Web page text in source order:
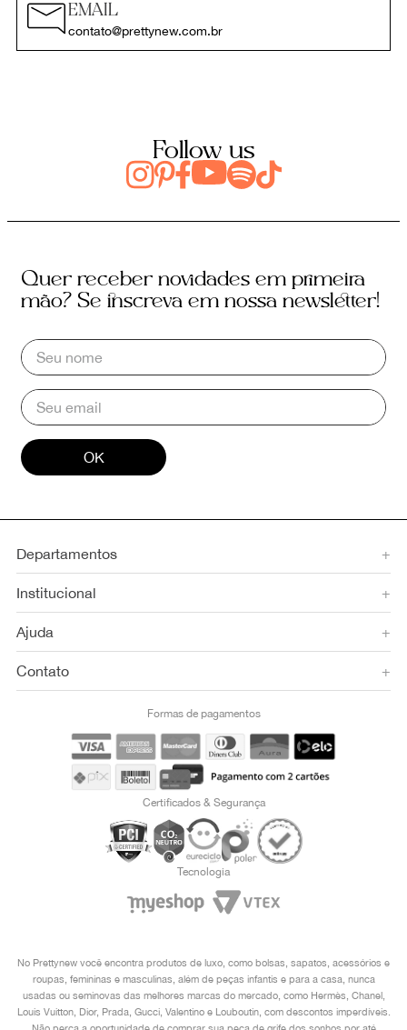
EMAIL
contato@prettynew.com.br
Follow us
Quer receber novidades em primeira
mão? Se inscreva em nossa newsletter!
OK
Departamentos +
Institucional +
Ajuda +
Contato +
Formas de pagamentos
Certificados & Segurança
Tecnologia
No Prettynew você encontra produtos de luxo, como bolsas, sapatos, acessórios e
roupas, femininas e masculinas, além de peças infantis e para a casa, nunca
usadas ou seminovas das melhores marcas do mercado, como Hermès, Chanel,
Louis Vuitton, Dior, Prada, Gucci, Valentino e Louboutin, com descontos imperdíveis.